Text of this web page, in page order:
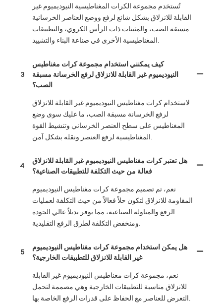
تُستخدم مجموعة الكرات المغناطيسية النيوديميوم غير
القابلة للانزلاق بشكل شائع لرفع ووضع العناصر الخرسانية
مسبقة الصب، والمثبتات ذات الرأس الكروي، والتطبيقات
المغناطيسية الأخرى في صناعة البناء والتشييد.
3
كيف يمكنني استخدام مجموعة كرات مغناطيس
النيوديميوم غير القابلة للانزلاق لرفع الخرسانة مسبقة
الصب؟
لاستخدام كرات مغناطيس النيوديميوم غير القابلة للانزلاق
لرفع الخرسانة مسبقة الصب، ما عليك سوى وضع
المغناطيس على سطح العنصر الخرساني وتنشيط القوة
المغناطيسية لرفع العنصر ونقله بشكل آمن.
4
هل تعتبر كرات مغناطيس النيوديميوم غير القابلة للانزلاق
فعالة من حيث التكلفة للتطبيقات الصناعية؟
نعم، تم تصميم مجموعة كرات مغناطيس النيوديميوم
المقاومة للانزلاق لتكون حلاً فعالاً من حيث التكلفة لعمليات
الرفع والمناولة الصناعية، مما يوفر بديلاً عالي الجودة
ومنخفض التكلفة لطرق الرفع التقليدية.
5
هل يمكن استخدام مجموعة كرات مغناطيس النيوديميوم
غير القابلة للانزلاق للتطبيقات الخارجية؟
نعم، مجموعة كرات مغناطيس النيوديميوم غير القابلة
للانزلاق مناسبة للتطبيقات الخارجية وهي مصممة لتحمل
التعرض للعناصر مع الحفاظ على قدرات الرفع الخاصة بها.